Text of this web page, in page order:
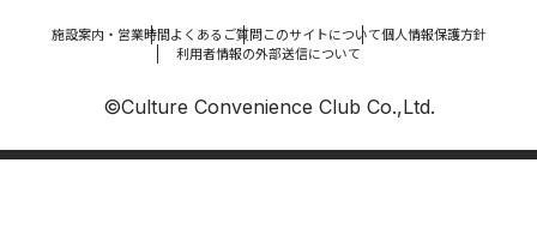
施設案内・営業時間 よくあるご質問 このサイトについて個人情報保護方針
利用者情報の外部送信について
©Culture Convenience Club Co.,Ltd.